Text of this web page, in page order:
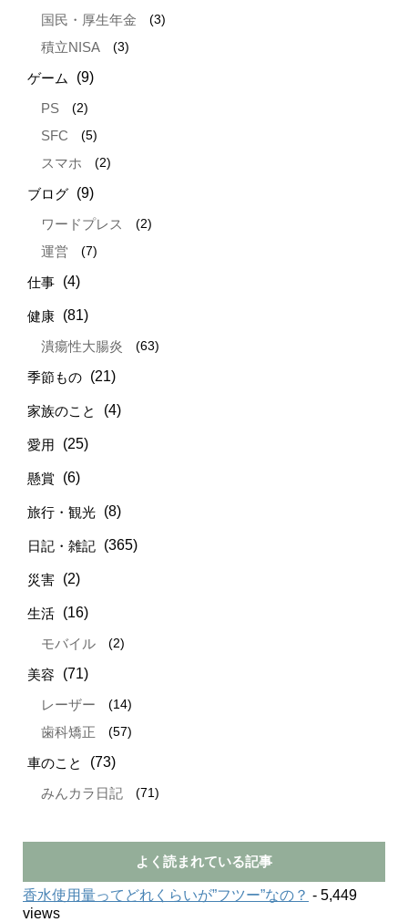
国民・厚生年金 (3)
積立NISA (3)
ゲーム (9)
PS (2)
SFC (5)
スマホ (2)
ブログ (9)
ワードプレス (2)
運営 (7)
仕事 (4)
健康 (81)
潰瘍性大腸炎 (63)
季節もの (21)
家族のこと (4)
愛用 (25)
懸賞 (6)
旅行・観光 (8)
日記・雑記 (365)
災害 (2)
生活 (16)
モバイル (2)
美容 (71)
レーザー (14)
歯科矯正 (57)
車のこと (73)
みんカラ日記 (71)
よく読まれている記事
香水使用量ってどれくらいが”フツー”なの？ - 5,449
views